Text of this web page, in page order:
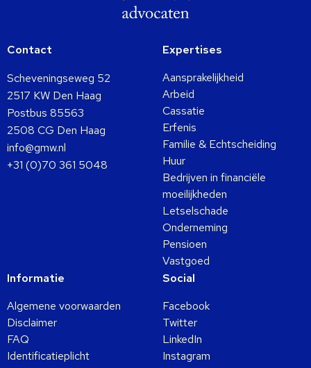
Contact
Scheveningseweg 52
2517 KW Den Haag
Postbus 85563
2508 CG Den Haag
info@gmw.nl
+31 (0)70 361 5048
Expertises
Aansprakelijkheid
Arbeid
Cassatie
Erfenis
Familie & Echtscheiding
Huur
Bedrijven in financiële
moeilijkheden
Letselschade
Onderneming
Pensioen
Vastgoed
Informatie
Algemene voorwaarden
Disclaimer
FAQ
Identificatieplicht
Social
Facebook
Twitter
LinkedIn
Instagram